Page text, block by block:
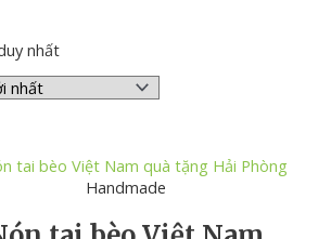
nhất
Handmade